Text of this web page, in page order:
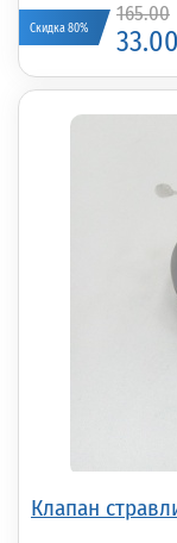
Скидка 80%
165.00
Клапан